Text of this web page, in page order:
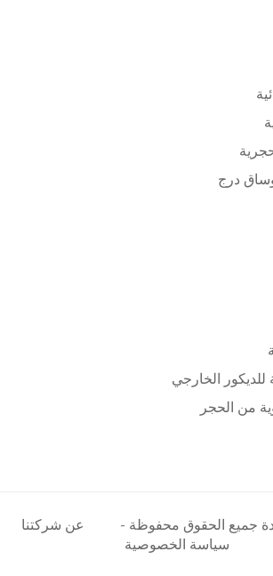
درج
الخارجي
من الحجر
جميع الحقوق محفوظة -
سياسة الخصوصية
عن شركتنا